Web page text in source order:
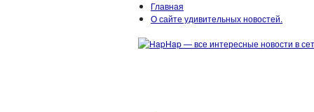
Главная
О сайте удивительных новостей.